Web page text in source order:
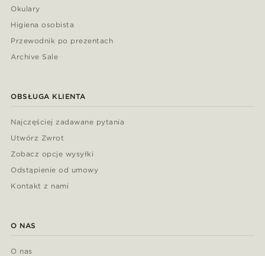
Okulary
Higiena osobista
Przewodnik po prezentach
Archive Sale
OBSŁUGA KLIENTA
Najczęściej zadawane pytania
Utwórz Zwrot
Zobacz opcje wysyłki
Odstąpienie od umowy
Kontakt z nami
O NAS
O nas